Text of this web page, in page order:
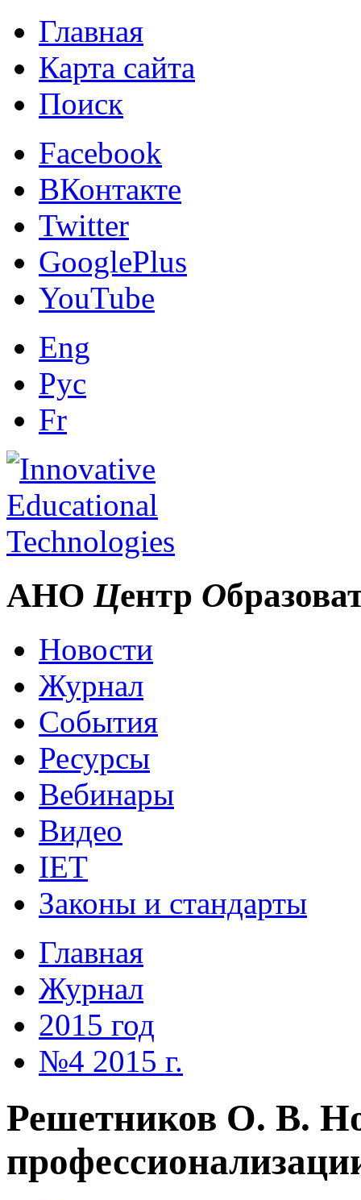
Главная
Карта сайта
Поиск
Facebook
ВКонтакте
Twitter
GooglePlus
YouTube
Eng
Рус
Fr
АНО Центр О
Новости
Журнал
События
Ресурсы
Вебинары
Видео
IET
Законы и стандарты
Главная
Журнал
2015 год
№4 2015 г.
Решетников О. В.